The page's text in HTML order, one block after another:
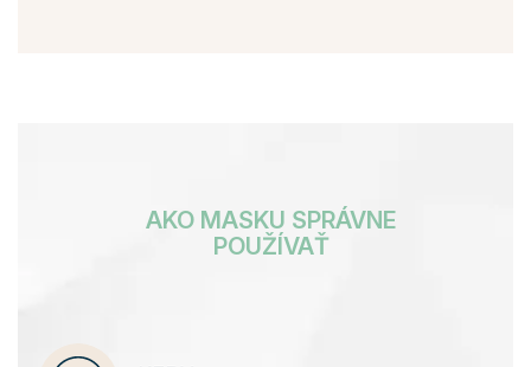
AKO MASKU SPRÁVNE
POUŽÍVAŤ